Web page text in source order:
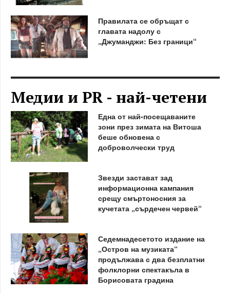
Правилата се обръщат с
главата надолу с
„Джуманджи: Без граници“
Медии и PR - най-четени
Една от най-посещаваните
зони през зимата на Витоша
беше обновена с
доброволчески труд
Звезди застават зад
информационна кампания
срещу смъртоносния за
кучетата „сърдечен червей“
Седемнадесетото издание на
„Остров на музиката“
продължава с два безплатни
фолклорни спектакъла в
Борисовата градина